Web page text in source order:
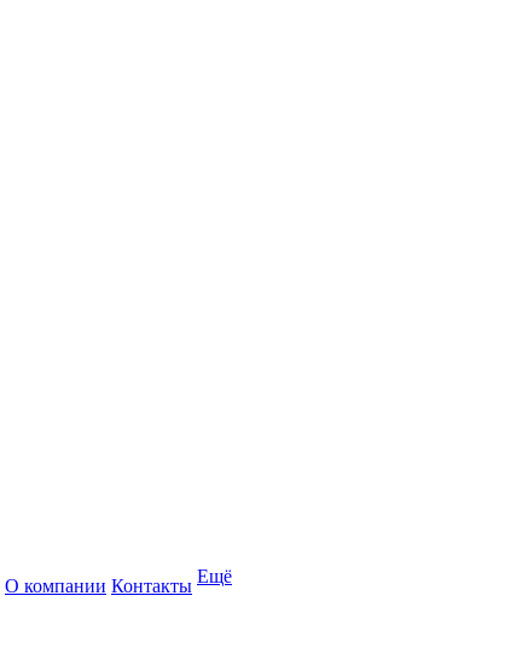
О компании Контакты Ещё